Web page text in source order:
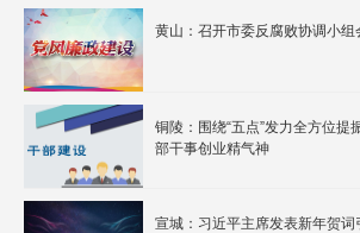
黄山：召开市委反腐败协调小组
铜陵：围绕“五点”发力全方位提
部干事创业精气神
宣城：习近平主席发表新年贺词